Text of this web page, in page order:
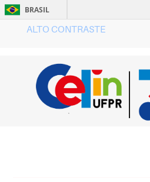
BRASIL
ALTO CONTRASTE